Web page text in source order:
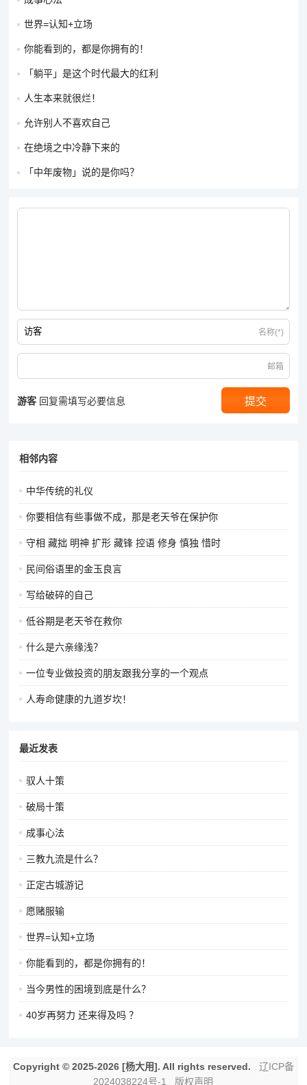
世界=认知+立场
你能看到的，都是你拥有的！
「躺平」是这个时代最大的红利
人生本来就很烂！
允许别人不喜欢自己
在绝境之中冷静下来的
「中年废物」说的是你吗？
名称(*)
邮箱
游客 回复需填写必要信息
相邻内容
中华传统的礼仪
你要相信有些事做不成，那是老天爷在保护你
守相 藏拙 明神 扩形 藏锋 控语 修身 慎独 惜时
民间俗语里的金玉良言
写给破碎的自己
低谷期是老天爷在救你
什么是六亲缘浅？
一位专业做投资的朋友跟我分享的一个观点
人寿命健康的九道岁坎！
最近发表
驭人十策
破局十策
成事心法
三教九流是什么？
正定古城游记
愿赌服输
世界=认知+立场
你能看到的，都是你拥有的！
当今男性的困境到底是什么？
40岁再努力 还来得及吗 ？
Copyright © 2025-2026 [杨大用]. All rights reserved.
辽ICP备
2024038224号-1
版权声明